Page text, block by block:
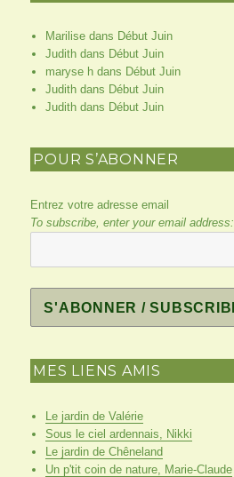
Marilisedans Début Juin
Judithdans Début Juin
maryse hdans Début Juin
Judithdans Début Juin
Judithdans Début Juin
POUR S’ABONNER
Entrez votre adresse email
To subscribe, enter your email address:
MES LIENS AMIS
Le jardin de Valérie
Sous le ciel ardennais, Nikki
Le jardin de Chêneland
Un p'tit coin de nature, Marie-Claude